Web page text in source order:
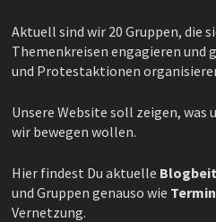
Aktuell sind wir 20 Gruppen, die
Themenkreisen engagieren und
und Protestaktionen
Unsere Website soll zeigen, was
wir bewegen wollen.
Hier findest Du aktuelle
und Gruppen genauso wie
Vernetzung.